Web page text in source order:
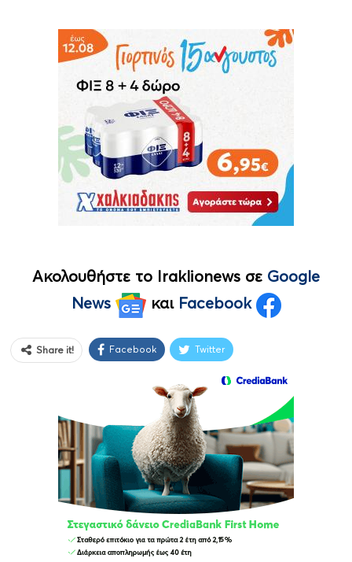
Ακολουθήστε το Iraklionews σε Google
News
και Facebook
Share it! Facebook Twitter